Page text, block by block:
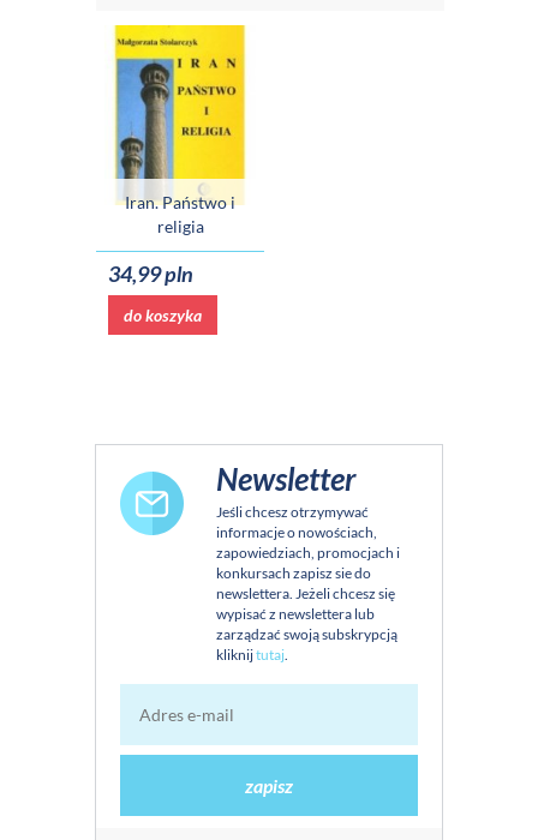
Iran. Państwo i
religia
34,99 pln
do koszyka
Newsletter
Jeśli chcesz otrzymywać
informacje o nowościach,
zapowiedziach, promocjach i
konkursach zapisz sie do
newslettera. Jeżeli chcesz się
wypisać z newslettera lub
zarządzać swoją subskrypcją
kliknijtutaj.
zapisz